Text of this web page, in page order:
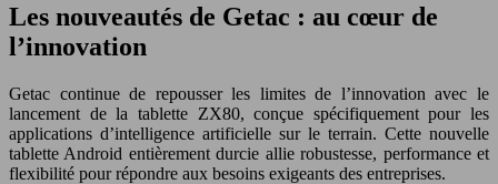
Les nouveautés de Getac : au cœur de
l’innovation
Getac continue de repousser les limites de l’innovation avec le
lancement de la tablette ZX80, conçue spécifiquement pour les
applications d’intelligence artificielle sur le terrain. Cette nouvelle
tablette Android entièrement durcie allie robustesse, performance et
flexibilité pour répondre aux besoins exigeants des entreprises.